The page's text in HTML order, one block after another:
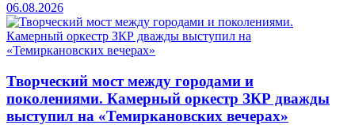
06.08.2026
Творческий мост между городами и
поколениями. Камерный оркестр ЗКР дважды
выступил на «Темиркановских вечерах»